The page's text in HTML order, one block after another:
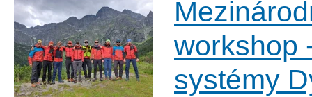
workshop
systémy